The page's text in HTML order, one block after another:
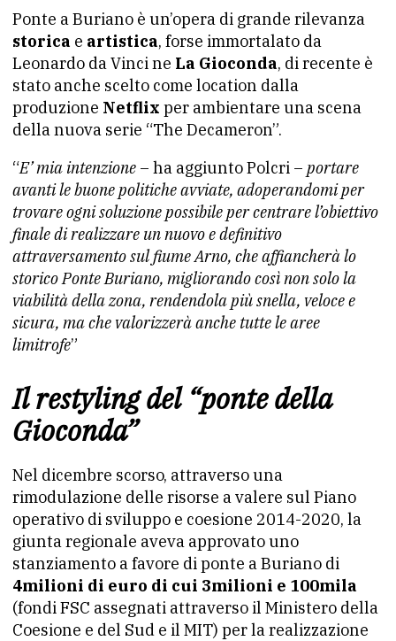
Ponte a Buriano è un’opera di grande rilevanza
storica e artistica, forse immortalato da
Leonardo da Vinci ne La Gioconda, di recente è
stato anche scelto come location dalla
produzione Netflix per ambientare una scena
della nuova serie “The Decameron”.
“E’ mia intenzione – ha aggiunto Polcri – portare
avanti le buone politiche avviate, adoperandomi per
trovare ogni soluzione possibile per centrare l’obiettivo
finale di realizzare un nuovo e definitivo
attraversamento sul fiume Arno, che affiancherà lo
storico Ponte Buriano, migliorando così non solo la
viabilità della zona, rendendola più snella, veloce e
sicura, ma che valorizzerà anche tutte le aree
limitrofe”
Il restyling del “ponte della
Gioconda”
Nel dicembre scorso, attraverso una
rimodulazione delle risorse a valere sul Piano
operativo di sviluppo e coesione 2014-2020, la
giunta regionale aveva approvato uno
stanziamento a favore di ponte a Buriano di
4milioni di euro di cui 3milioni e 100mila
(fondi FSC assegnati attraverso il Ministero della
Coesione e del Sud e il MIT) per la realizzazione